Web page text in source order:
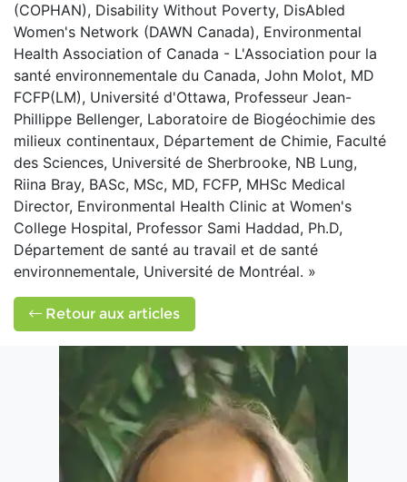
(COPHAN), Disability Without Poverty, DisAbled
Women's Network (DAWN Canada), Environmental
Health Association of Canada - L'Association pour la
santé environnementale du Canada, John Molot, MD
FCFP(LM), Université d'Ottawa, Professeur Jean-
Phillippe Bellenger, Laboratoire de Biogéochimie des
milieux continentaux, Département de Chimie, Faculté
des Sciences, Université de Sherbrooke, NB Lung,
Riina Bray, BASc, MSc, MD, FCFP, MHSc Medical
Director, Environmental Health Clinic at Women's
College Hospital, Professor Sami Haddad, Ph.D,
Département de santé au travail et de santé
environnementale, Université de Montréal. »
Retour aux articles